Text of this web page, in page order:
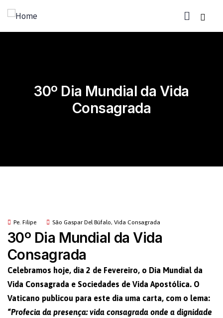
30º Dia Mundial da Vida
Consagrada
Pe. Filipe São Gaspar Del Búfalo, Vida Consagrada
30º Dia Mundial da Vida
Consagrada
Celebramos hoje, dia 2 de Fevereiro, o Dia Mundial da
Vida Consagrada e Sociedades de Vida Apostólica. O
Vaticano publicou para este dia uma carta, com o lema:
“Profecia da presença: vida consagrada onde a dignidade